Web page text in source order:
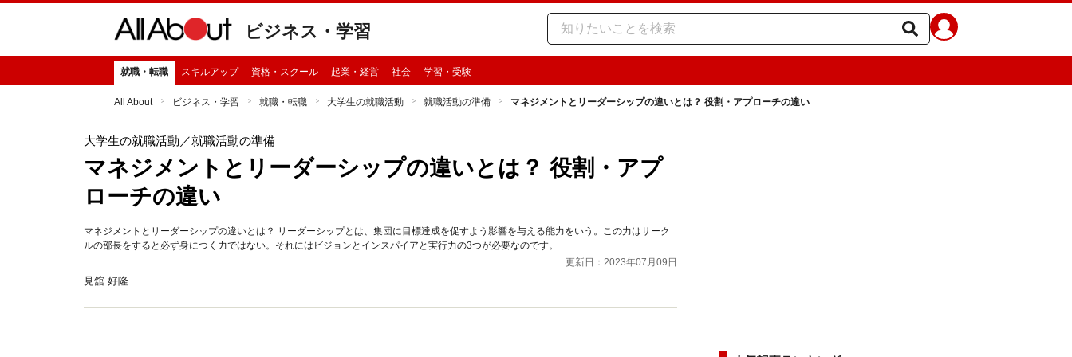
ビジネス・学習
就職・転職 スキルアップ 資格・スクール 起業・経営 社会 学習・受験
All About ビジネス・学習 就職・転職 大学生の就職活動 就職活動の準備 マネジメントとリーダーシップの違いとは？ 役割・アプローチの違い
大学生の就職活動 ／就職活動の準備
マネジメントとリーダーシップの違いとは？ 役割・アプ
ローチの違い
マネジメントとリーダーシップの違いとは？ リーダーシップとは、集団に目標達成を促すよう影響を与える能力をいう。この力はサーク
ルの部長をすると必ず身につく力ではない。それにはビジョンとインスパイアと実行力の3つが必要なのです。
更新日：2023年07月09日
見舘 好隆